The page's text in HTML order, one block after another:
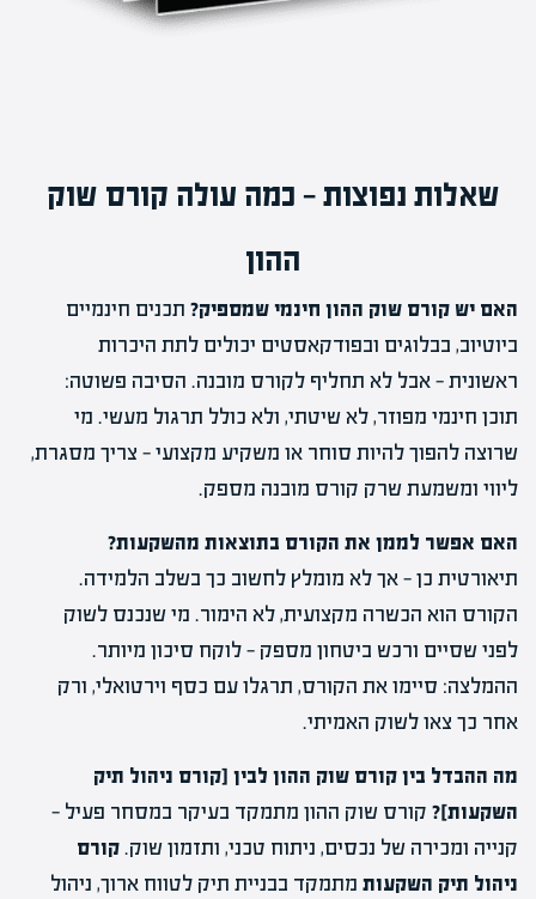
שאלות נפוצות — כמה עולה קורס שוק
ההון
האם יש קורס שוק ההון חינמי שמספיק? תכנים חינמיים
ביוטיוב, בבלוגים ובפודקאסטים יכולים לתת היכרות
ראשונית — אבל לא תחליף לקורס מובנה. הסיבה פשוטה:
תוכן חינמי מפוזר, לא שיטתי, ולא כולל תרגול מעשי. מי
שרוצה להפוך להיות סוחר או משקיע מקצועי — צריך מסגרת,
ליווי ומשמעת שרק קורס מובנה מספק.
האם אפשר לממן את הקורס בתוצאות מהשקעות?
תיאורטית כן — אך לא מומלץ לחשוב כך בשלב הלמידה.
הקורס הוא הכשרה מקצועית, לא הימור. מי שנכנס לשוק
לפני שסיים ורכש ביטחון מספק — לוקח סיכון מיותר.
ההמלצה: סיימו את הקורס, תרגלו עם כסף וירטואלי, ורק
אחר כך צאו לשוק האמיתי.
מה ההבדל בין קורס שוק ההון לבין [קורס ניהול תיק
השקעות]? קורס שוק ההון מתמקד בעיקר במסחר פעיל —
קנייה ומכירה של נכסים, ניתוח טכני, ותזמון שוק.קורס
ניהול תיק השקעות מתמקד בבניית תיק לטווח ארוך, ניהול